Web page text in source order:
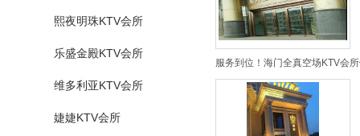
熙夜明珠KTV会所
乐盛金殿KTV会所
维多利亚KTV会所
婕婕KTV会所
服务到位！海门全真空场KTV会